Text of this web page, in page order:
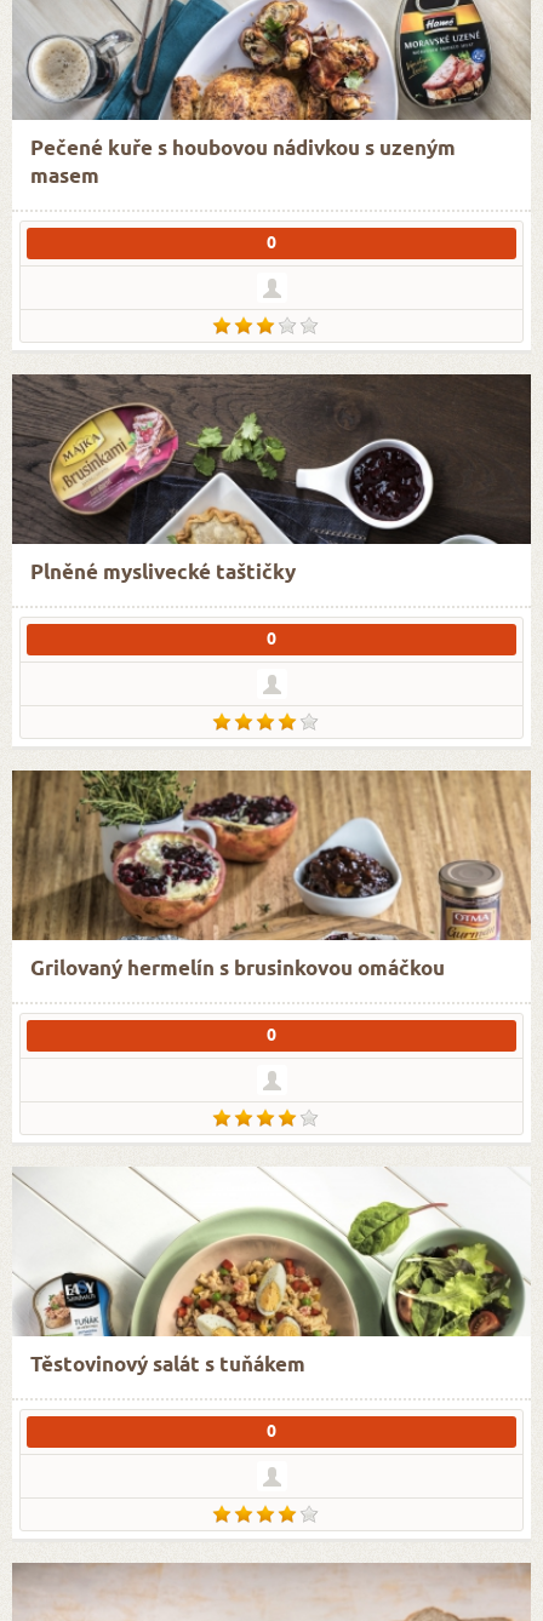
Pečené kuře s houbovou nádivkou s uzeným
masem
0
Plněné myslivecké taštičky
0
Grilovaný hermelín s brusinkovou omáčkou
0
Těstovinový salát s tuňákem
0